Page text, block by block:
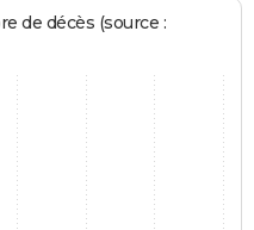
de décès (source :